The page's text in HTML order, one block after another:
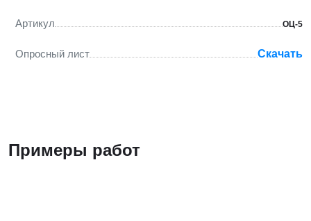
Артикул ОЦ-5
Опросный лист Скачать
Примеры работ